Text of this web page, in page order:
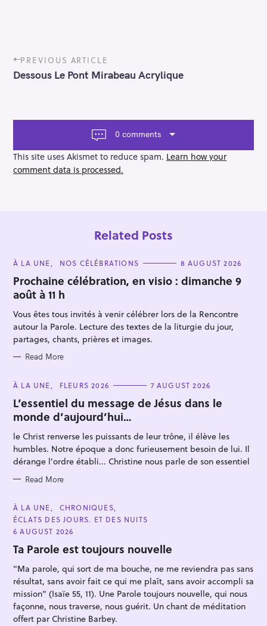
P
o
s
a
g
a
t
PREVIOUS ARTICLE
Dessous Le Pont Mirabeau Acrylique
0 comments
This site uses Akismet to reduce spam. Learn how your
comment data is processed.
Related Posts
C
T
E
G
O
R
I
E
S
À LA UNE NOS CÉLÉBRATIONS 8 AUGUST 2026
Prochaine célébration, en visio : dimanche 9
août à 11 h
Vous êtes tous invités à venir célébrer lors de la Rencontre
autour la Parole. Lecture des textes de la liturgie du jour,
partages, chants, prières et images.
Read More
C
T
E
G
O
R
I
E
S
À LA UNE FLEURS 2026 7 AUGUST 2026
L’essentiel du message de Jésus dans le
monde d’aujourd’hui…
le Christ renverse les puissants de leur trône, il élève les
humbles. Notre époque a donc furieusement besoin de lui. Il
dérange l'ordre établi... Christine nous parle de son essentiel
Read More
C
A
T
E
O
R
E
À LA UNE
CHRONIQUES
ÉCLATS DES JOURS. ET DES NUITS
6 AUGUST 2026
Ta Parole est toujours nouvelle
"Ma parole, qui sort de ma bouche, ne me reviendra pas sans
résultat, sans avoir fait ce qui me plaît, sans avoir accompli sa
mission" (Isaïe 55, 11). Une Parole toujours nouvelle, qui nous
façonne, nous traverse, nous guérit. Un chant de méditation
offert par Christine Barbey.
e
a
r
c
h
f
o
: